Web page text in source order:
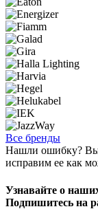
Все бренды
Нашли ошибку?
исправим ее как
Узнавайте о
Подпишитесь на